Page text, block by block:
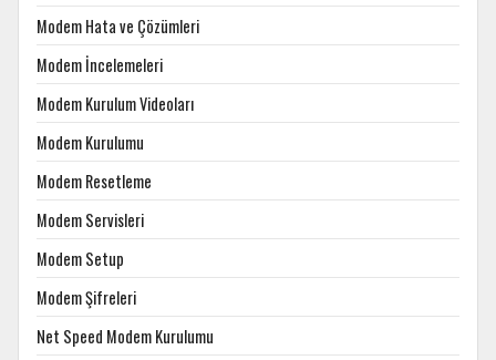
Modem Hata ve Çözümleri
Modem İncelemeleri
Modem Kurulum Videoları
Modem Kurulumu
Modem Resetleme
Modem Servisleri
Modem Setup
Modem Şifreleri
Net Speed Modem Kurulumu